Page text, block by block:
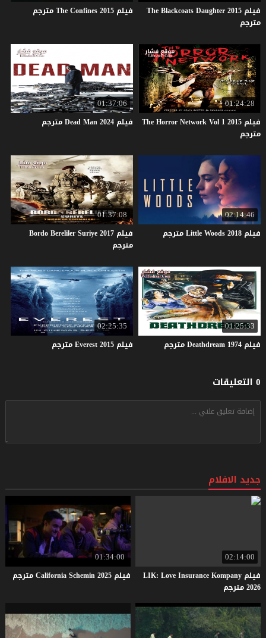
فيلم The Blackcoats Daughter 2015
مترجم
فيلم TheConfines2015 مترجم
01:24:28
فيلم The Horror Network Vol 1 2015
مترجم
01:37:06
فيلم DeadMan2024 مترجم
02:14:46
فيلم LittleWoods2018 مترجم
01:37:08
فيلم Bordo Bereliler Suriye 2017
مترجم
01:25:33
فيلم Deathdream 1974 مترجم
02:25:35
فيلم Everest2015 مترجم
0 التعليقات
جديد الافلام
02:14:00
فيلم LIK: Love Insurance Kompany
2026 مترجم
01:34:00
فيلم CaliforniaSchemin2025 مترجم